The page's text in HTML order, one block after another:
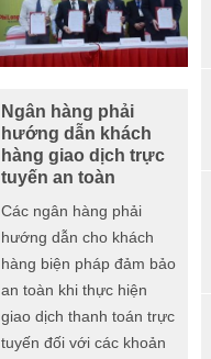
Ngân hàng phải
hướng dẫn khách
hàng giao dịch trực
tuyến an toàn
Các ngân hàng phải
hướng dẫn cho khách
hàng biện pháp đảm bảo
an toàn khi thực hiện
giao dịch thanh toán trực
tuyến đối với các khoản